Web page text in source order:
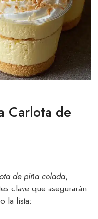
Carlota de
de piña colada,
clave que asegurarán
la lista: